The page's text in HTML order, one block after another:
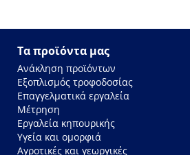
Τα προϊόντα μας
Ανάκληση προϊόντων
Εξοπλισμός τροφοδοσίας
Επαγγελματικά εργαλεία
Μέτρηση
Εργαλεία κηπουρικής
Υγεία και ομορφιά
Αγροτικές και γεωργικές